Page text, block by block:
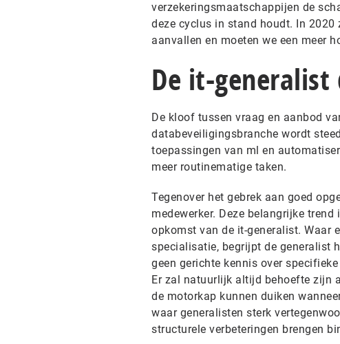
verzekeringsmaatschappijen de
deze cyclus in stand houdt. In 2020
aanvallen en moeten we een meer
De it-
De kloof tussen vraag en aanbod
databeveiligingsbranche wordt
toepassingen van ml en
meer routinematige taken.
Tegenover het gebrek aan goed
medewerker. Deze belangrijke
opkomst van de it-generalist. Waar
specialisatie, begrijpt de generalist
geen gerichte kennis over
Er zal natuurlijk altijd behoefte zijn
de motorkap kunnen duiken
waar generalisten sterk
structurele verbeteringen brengen